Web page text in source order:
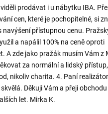
prodávat i u nábytku IBA.
cen, které je pochopitelné, si
navýšení přístupnou cenu.
a napálil 100% na ceně oproti
A zde jako pražák musím Vám z
za normální a lidský
nikoliv charita. 4. Paní
Děkuji Vám a přeji
let. Mirka K.